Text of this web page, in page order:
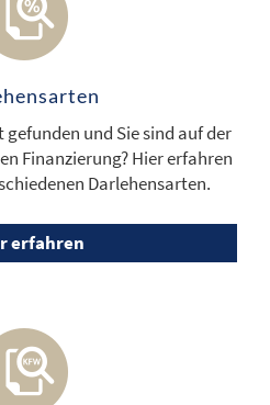
und Sie sind auf der
Finanzierung? Hier erfahren
Darlehensarten.
erfahren